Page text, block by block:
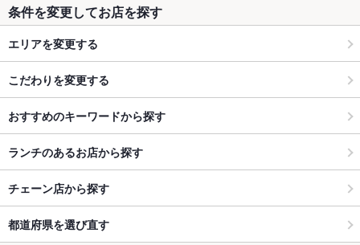
条件を変更してお店を探す
エリアを変更する
こだわりを変更する
おすすめのキーワードから探す
ランチのあるお店から探す
チェーン店から探す
都道府県を選び直す